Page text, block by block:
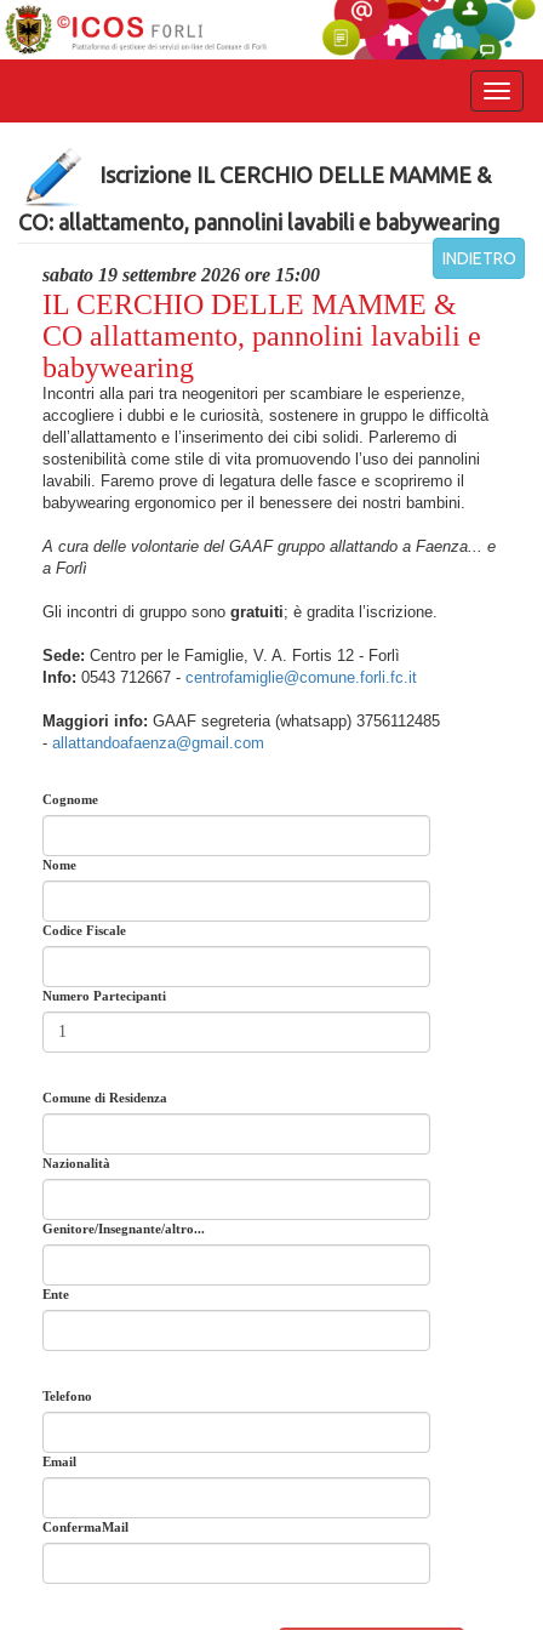
Iscrizione IL CERCHIO DELLE MAMME &
CO: allattamento, pannolini lavabili e babywearing
INDIETRO
sabato 19 settembre 2026 ore 15:00
IL CERCHIO DELLE MAMME &
CO allattamento, pannolini lavabili e
babywearing
Incontri alla pari tra neogenitori per scambiare le esperienze,
accogliere i dubbi e le curiosità, sostenere in gruppo le difficoltà
dell’allattamento e l’inserimento dei cibi solidi. Parleremo di
sostenibilità come stile di vita promuovendo l’uso dei pannolini
lavabili. Faremo prove di legatura delle fasce e scopriremo il
babywearing ergonomico per il benessere dei nostri bambini.
A cura delle volontarie del GAAF gruppo allattando a Faenza... e
a Forlì
Gli incontri di gruppo sono gratuiti; è gradita l’iscrizione.
Sede: Centro per le Famiglie, V. A. Fortis 12 - Forlì
Info: 0543 712667 - centrofamiglie@comune.forli.fc.it
Maggiori info: GAAF segreteria (whatsapp) 3756112485
- allattandoafaenza@gmail.com
Cognome
Nome
Codice Fiscale
Numero Partecipanti
Comune di Residenza
Nazionalità
Genitore/Insegnante/altro...
Ente
Telefono
Email
ConfermaMail